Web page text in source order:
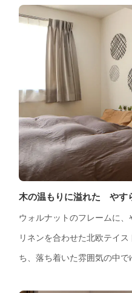
木の温もりに溢れた やす
ウォルナットのフレームに
リネンを合わせた北欧テイ
ち、落ち着いた雰囲気の中で